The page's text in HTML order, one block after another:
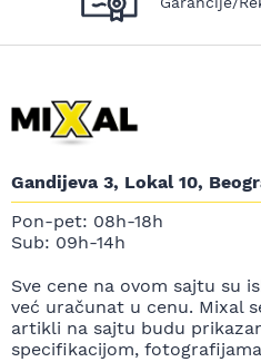
Gandijeva 3, Lokal 10,
Pon-pet: 08h-18h
Sub: 09h-14h
Sve cene na ovom sajtu su
već uračunat u cenu. Mixal
artikli na sajtu budu
specifikacijom,